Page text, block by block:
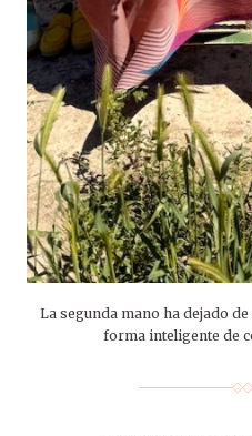
La segunda mano ha dejado
forma inteligente de